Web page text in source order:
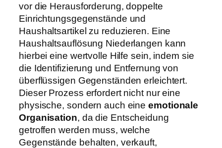
vor die Herausforderung, doppelte
Einrichtungsgegenstände und
Haushaltsartikel zu reduzieren. Eine
Haushaltsauflösung Niederlangen kann
hierbei eine wertvolle Hilfe sein, indem sie
die Identifizierung und Entfernung von
überflüssigen Gegenständen erleichtert.
Dieser Prozess erfordert nicht nur eine
physische, sondern auch eineemotionale
Organisation, da die Entscheidung
getroffen werden muss, welche
Gegenstände behalten, verkauft,